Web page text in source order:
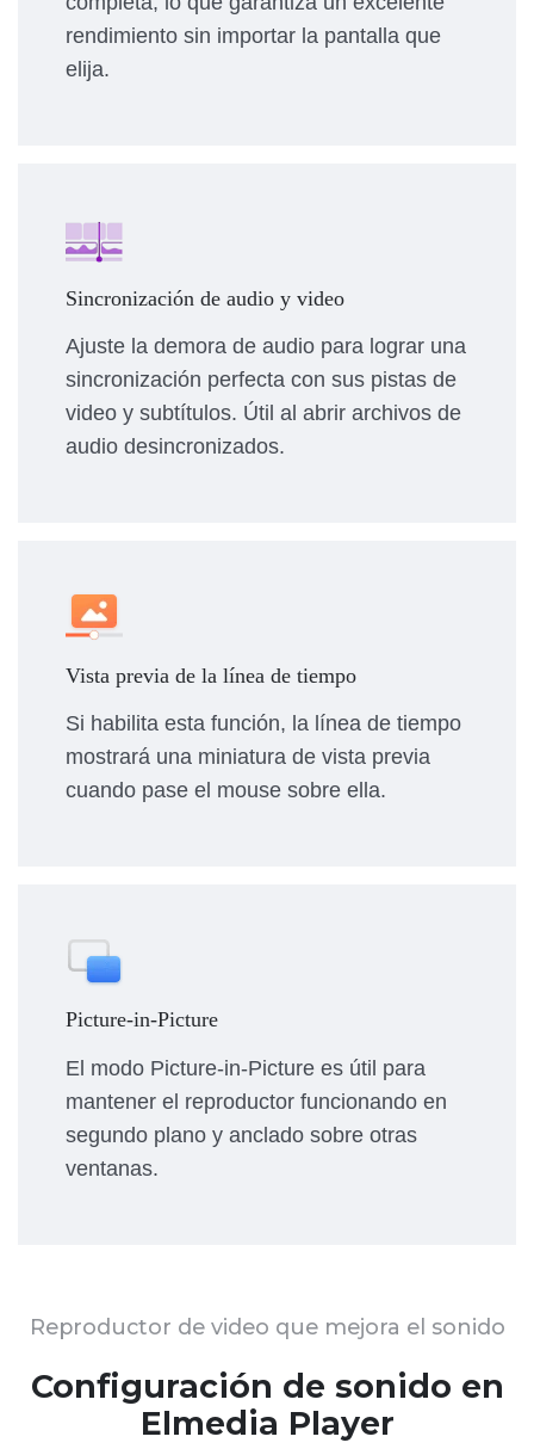
rendimiento sin importar la pantalla que
elija.
Sincronización de audio y video
Ajuste la demora de audio para lograr una
sincronización perfecta con sus pistas de
video y subtítulos. Útil al abrir archivos de
audio desincronizados.
Vista previa de la línea de tiempo
Si habilita esta función, la línea de tiempo
mostrará una miniatura de vista previa
cuando pase el mouse sobre ella.
Picture-in-Picture
El modo Picture-in-Picture es útil para
mantener el reproductor funcionando en
segundo plano y anclado sobre otras
ventanas.
Reproductor de video que mejora el sonido
Configuración de sonido en
Elmedia Player